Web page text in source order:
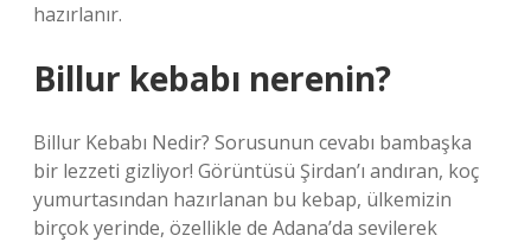
hazırlanır.
Billur kebabı nerenin?
Billur Kebabı Nedir? Sorusunun cevabı bambaşka
bir lezzeti gizliyor! Görüntüsü Şirdan’ı andıran, koç
yumurtasından hazırlanan bu kebap, ülkemizin
birçok yerinde, özellikle de Adana’da sevilerek